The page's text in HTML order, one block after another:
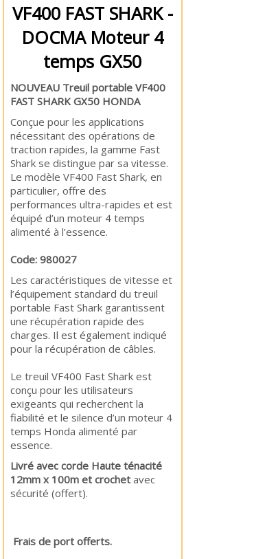
VF400 FAST SHARK -
DOCMA Moteur 4
temps GX50
NOUVEAU Treuil portable VF400
FAST SHARK GX50 HONDA
Conçue pour les applications
nécessitant des opérations de
traction rapides, la gamme Fast
Shark se distingue par sa vitesse.
Le modèle VF400 Fast Shark, en
particulier, offre des
performances ultra-rapides et est
équipé d’un moteur 4 temps
alimenté à l’essence.
Code: 980027
Les caractéristiques de vitesse et
l’équipement standard du treuil
portable Fast Shark garantissent
une récupération rapide des
charges. Il est également indiqué
pour la récupération de câbles.
Le treuil VF400 Fast Shark est
conçu pour les utilisateurs
exigeants qui recherchent la
fiabilité et le silence d’un moteur 4
temps Honda alimenté par
essence.
Livré avec corde Haute ténacité
12mm x 100m et crochetavec
sécurité (offert).
Frais de port offerts.